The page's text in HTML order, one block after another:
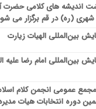
سیزدهمین همایش بین
“وحی و نبوت”
اندیشه های کلامی حضرت
(ره) در قم برگزار می
بین‌المللی الهیات زیارت
بین‌المللی امام رضا علیه
عمومی انجمن کلام
دوره انتخابات هیات